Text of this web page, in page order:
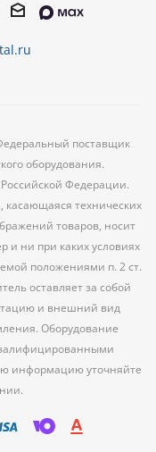
поставщик
оборудования.
Федерации.
касающаяся технических
товаров, носит
и ни при каких условиях
положениями п. 2 ст.
оставляет за собой
и внешний вид
Оборудование
информацию уточняйте